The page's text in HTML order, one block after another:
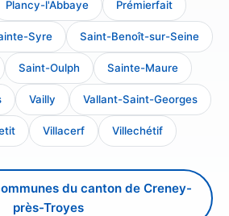
Plancy-l'Abbaye Prémierfait
Syre Saint-Benoît-sur-Seine
Saint-Oulph Sainte-Maure
Vailly Vallant-Saint-Georges
Villacerf Villechétif
du canton de Creney-
près-Troyes